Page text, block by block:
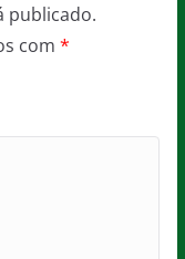
publicado.
com *